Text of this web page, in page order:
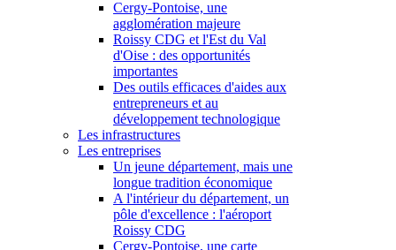
Cergy-Pontoise, une
agglomération majeure
Roissy CDG et l'Est du Val
d'Oise : des opportunités
importantes
Des outils efficaces d'aides aux
entrepreneurs et au
développement technologique
Les infrastructures
Les entreprises
Un jeune département, mais une
longue tradition économique
A l'intérieur du département, un
pôle d'excellence : l'aéroport
Roissy CDG
Cergy-Pontoise, une carte